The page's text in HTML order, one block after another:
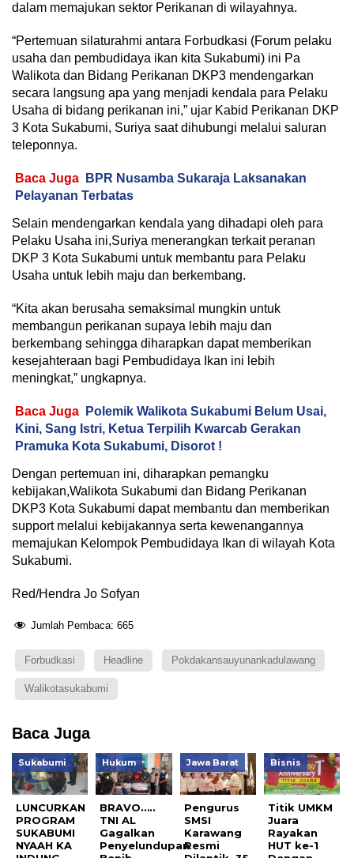
dalam memajukan sektor Perikanan di wilayahnya.
“Pertemuan silaturahmi antara Forbudkasi (Forum pelaku
usaha dan pembudidaya ikan kita Sukabumi) ini Pa
Walikota dan Bidang Perikanan DKP3 mendengarkan
secara langsung apa yang menjadi kendala para Pelaku
Usaha di bidang perikanan ini,” ujar Kabid Perikanan DKP
3 Kota Sukabumi, Suriya saat dihubungi melalui saluran
teleponnya.
Baca Juga
BPR Nusamba Sukaraja Laksanakan
Pelayanan Terbatas
Selain mendengarkan kendala yang dihadapi oleh para
Pelaku Usaha ini,Suriya menerangkan terkait peranan
DKP 3 Kota Sukabumi untuk membantu para Pelaku
Usaha untuk lebih maju dan berkembang.
“Kita akan berusaha semaksimal mungkin untuk
membangun perikanan supaya lebih maju dan
berkembang sehingga diharapkan dapat memberikan
kesejahteraan bagi Pembudidaya Ikan ini lebih
meningkat,” ungkapnya.
Baca Juga
Polemik Walikota Sukabumi Belum Usai,
Kini, Sang Istri, Ketua Terpilih Kwarcab Gerakan
Pramuka Kota Sukabumi, Disorot !
Dengan pertemuan ini, diharapkan pemangku
kebijakan,Walikota Sukabumi dan Bidang Perikanan
DKP3 Kota Sukabumi dapat membantu dan memberikan
support melalui kebijakannya serta kewenangannya
memajukan Kelompok Pembudidaya Ikan di wilayah Kota
Sukabumi.
Red/Hendra Jo Sofyan
Jumlah Pembaca: 665
Forbudkasi Headline Pokdakansauyunankadulawang
Walikotasukabumi
Baca Juga
Sukabumi
LUNCURKAN
PROGRAM
SUKABUMI
NYAAH KA
Hukum
BRAVO…..
TNI AL
Gagalkan
Penyelundupan
Jawa Barat
Pengurus
SMSI
Karawang
Resmi
Bisnis
Titik UMKM
Juara
Rayakan
HUT ke-1